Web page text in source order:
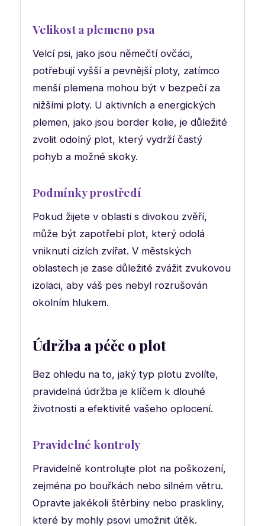
Velikost a plemeno psa
Velcí psi, jako jsou němečtí ovčáci,
potřebují vyšší a pevnější ploty, zatímco
menší plemena mohou být v bezpečí za
nižšími ploty. U aktivních a energických
plemen, jako jsou border kolie, je důležité
zvolit odolný plot, který vydrží častý
pohyb a možné skoky.
Podmínky prostředí
Pokud žijete v oblasti s divokou zvěří,
může být zapotřebí plot, který odolá
vniknutí cizích zvířat. V městských
oblastech je zase důležité zvážit zvukovou
izolaci, aby váš pes nebyl rozrušován
okolním hlukem.
Údržba a péče o plot
Bez ohledu na to, jaký typ plotu zvolíte,
pravidelná údržba je klíčem k dlouhé
životnosti a efektivitě vašeho oplocení.
Pravidelné kontroly
Pravidelně kontrolujte plot na poškození,
zejména po bouřkách nebo silném větru.
Opravte jakékoli štěrbiny nebo praskliny,
které by mohly psovi umožnit útěk.